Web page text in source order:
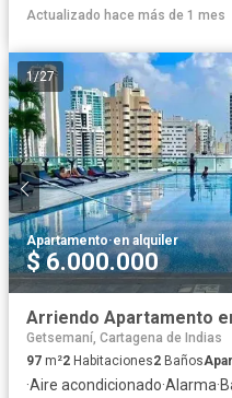
Actualizado hace más de 1 mes
1/27
Apartamento·en alquiler
$ 6.000.000
Arriendo Apartamento
Getsemaní, Cartagena de Indias
97 m²2 Habitaciones2 Baños
·Aire acondicionado·Alarma·